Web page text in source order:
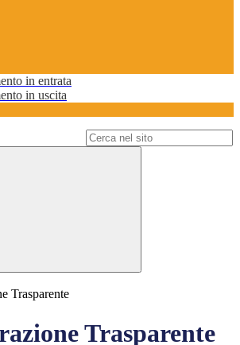
in entrata
in uscita
Trasparente
Trasparente